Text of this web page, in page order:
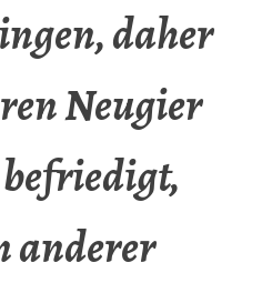
daher
Neugier
anderer